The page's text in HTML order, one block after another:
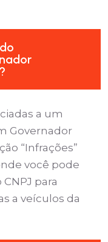
a um
Governador
“Infrações”
você pode
para
a veículos da